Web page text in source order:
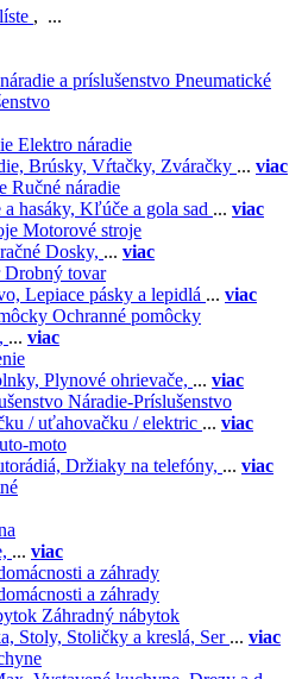
, ...
Pneumatické
Elektro náradie
Brúsky, Vŕtačky, Zváračky ... viac
Ručné náradie
hasáky, Kľúče a gola sad ... viac
Motorové stroje
Dosky, ... viac
Drobný tovar
Lepiace pásky a lepidlá ... viac
Ochranné pomôcky
... viac
Plynové ohrievače, ... viac
Náradie-Príslušenstvo
/ uťahovačku / elektric ... viac
moto
Držiaky na telefóny, ... viac
... viac
a záhrady
a záhrady
Záhradný nábytok
Stoly, Stoličky a kreslá, Ser ... viac